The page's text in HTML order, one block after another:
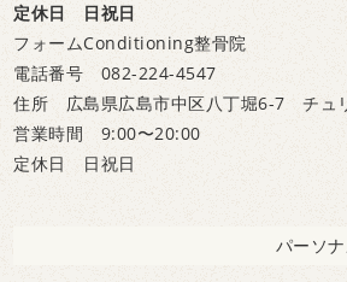
定休日 日祝日
フォームConditioning整骨院
電話番号 082-224-4547
住所 広島県広島市中区八丁堀6-7 チュ
営業時間 9:00〜20:00
定休日 日祝日
パーソ